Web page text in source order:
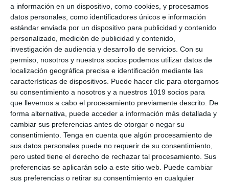
a información en un dispositivo, como cookies, y procesamos
datos personales, como identificadores únicos e información
estándar enviada por un dispositivo para publicidad y contenido
personalizado, medición de publicidad y contenido,
investigación de audiencia y desarrollo de servicios. Con su
permiso, nosotros y nuestros socios podemos utilizar datos de
localización geográfica precisa e identificación mediante las
características de dispositivos. Puede hacer clic para otorgarnos
su consentimiento a nosotros y a nuestros 1019 socios para
que llevemos a cabo el procesamiento previamente descrito. De
forma alternativa, puede acceder a información más detallada y
cambiar sus preferencias antes de otorgar o negar su
consentimiento. Tenga en cuenta que algún procesamiento de
sus datos personales puede no requerir de su consentimiento,
pero usted tiene el derecho de rechazar tal procesamiento. Sus
preferencias se aplicarán solo a este sitio web. Puede cambiar
sus preferencias o retirar su consentimiento en cualquier
7 agosto 2026 // byMiguel Olivares
//Dejar un comentario
Hoy compartimos esta colección de Sopas de
Letras de Biología y Geología para ESO, un
recurso pensado para reforzar el vocabulario
científico de una forma entretenida y motivadora.
A través de 10 sopas de letras temáticas, el
alumnado podrá repasar los principales
conceptos de la asignatura mientras desarrolla
la atención, la concentración y la memoria …
Categoría:1° ESO,1º ESO ,1º ESO Biología y Geología,2°
ESO,2º ESO ,2º ESO Biología y Geología, 3° ESO,3º ESO,3º
ESO Biología y Geología,4° ESO,4º ESO,4º ESO Biología y